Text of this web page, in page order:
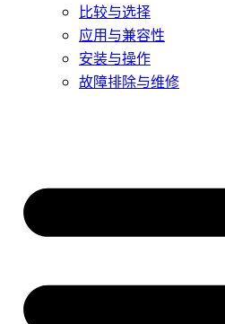
比较与选择
应用与兼容性
安装与操作
故障排除与维修